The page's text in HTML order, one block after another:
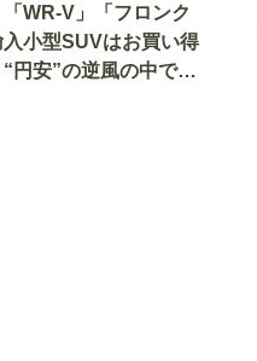
「WR-V」「フロンク
入小型SUVはお買い得
安”の逆風の中での